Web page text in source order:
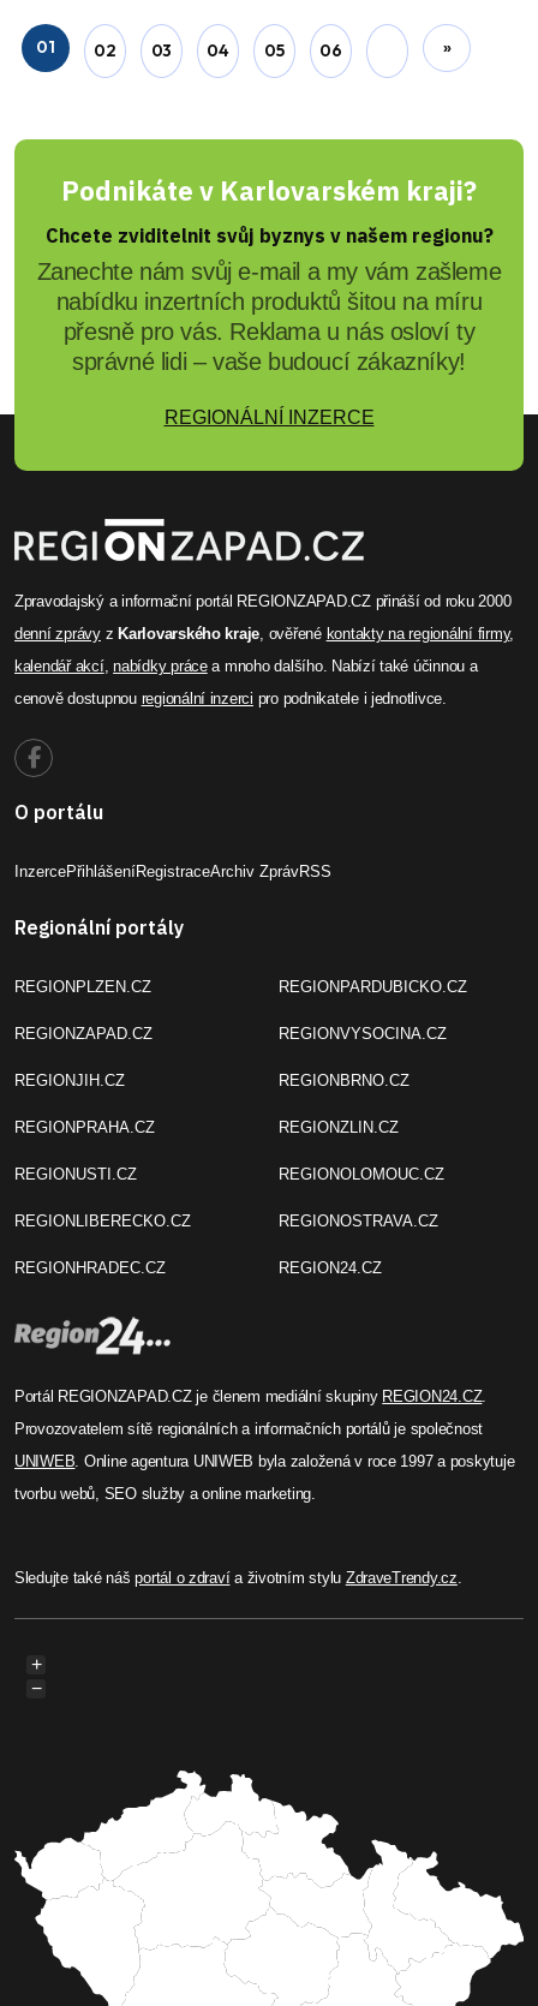
01 02 03 04 05 06 »
Podnikáte v Karlovarském kraji?
Chcete zviditelnit svůj byznys v našem regionu?
Zanechte nám svůj e-mail a my vám zašleme
nabídku inzertních produktů šitou na míru
přesně pro vás. Reklama u nás osloví ty
správné lidi – vaše budoucí zákazníky!
REGIONÁLNÍ INZERCE
Zpravodajský a informační portál REGIONZAPAD.CZ přináší od roku 2000
denní zprávyzKarlovarského kraje , ověřené kontakty na regionální firmy,
kalendář akcí,nabídky prácea mnoho dalšího. Nabízí také účinnou a
cenově dostupnou regionální inzerci pro podnikatele i jednotlivce.
O portálu
InzercePřihlášeníRegistraceArchiv ZprávRSS
Regionální portály
REGIONPLZEN.CZ
REGIONZAPAD.CZ
REGIONJIH.CZ
REGIONPRAHA.CZ
REGIONUSTI.CZ
REGIONLIBERECKO.CZ
REGIONHRADEC.CZ
REGIONPARDUBICKO.CZ
REGIONVYSOCINA.CZ
REGIONBRNO.CZ
REGIONZLIN.CZ
REGIONOLOMOUC.CZ
REGIONOSTRAVA.CZ
REGION24.CZ
Portál REGIONZAPAD.CZ je členem mediální skupiny REGION24.CZ.
Provozovatelem sítě regionálních a informačních portálů je společnost
UNIWEB . Online agentura UNIWEB byla založená v roce 1997 a poskytuje
tvorbu webů, SEO služby a online marketing.
Sledujte také nášportál o zdravía životním stylu ZdraveTrendy.cz
+
−